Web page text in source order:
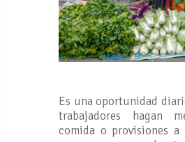
Es una oportunidad
trabajadores hagan
comida o provisiones a